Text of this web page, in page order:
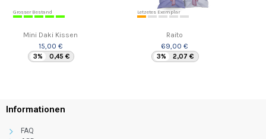
Grosser Bestand
Mini Daki Kissen
15,00 €
3% 0,45 €
Letzetes Exemplar
Raito
69,00 €
3% 2,07 €
Informationen
FAQ